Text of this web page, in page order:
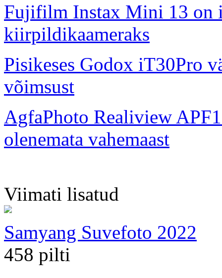
Fujifilm Instax Mini 13 on
kiirpildikaameraks
Pisikeses Godox iT30Pro
võimsust
AgfaPhoto Realiview
olenemata vahemaast
Viimati lisatud
Samyang Suvefoto 2022
458 pilti